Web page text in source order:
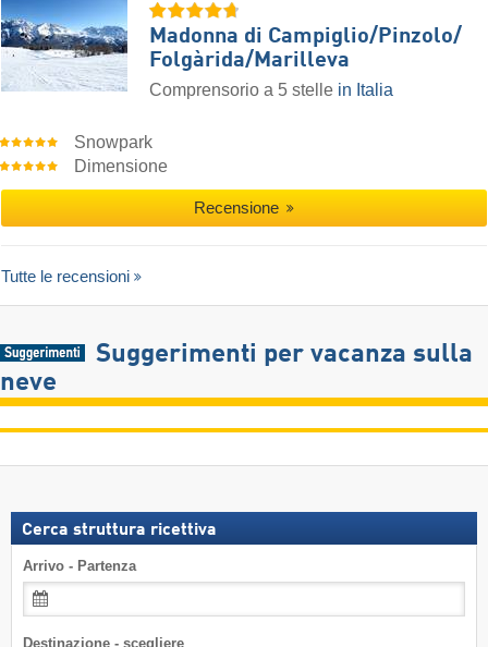
Madonna di Campiglio/​Pinzolo/​
Folgàrida/​Marilleva
Comprensorio a 5 stelle in Italia
Snowpark
Dimensione
Recensione
Tutte le recensioni
Suggerimenti per vacanza sulla
neve
Cerca struttura ricettiva
Arrivo - Partenza
Destinazione - scegliere